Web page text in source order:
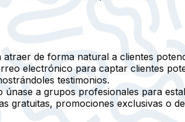
de forma natural a clientes
electrónico para captar clientes
testimonios.
a grupos profesionales para
gratuitas, promociones exclusivas o